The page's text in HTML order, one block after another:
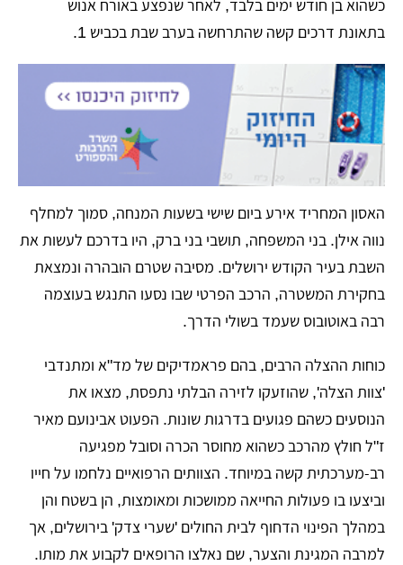
כשהוא בן חודש ימים בלבד, לאחר שנפצע באורח אנוש
בתאונת דרכים קשה שהתרחשה בערב שבת בכביש 1.
​האסון המחריד אירע ביום שישי בשעות המנחה, סמוך למחלף
נווה אילן. בני המשפחה, תושבי בני ברק, היו בדרכם לעשות את
השבת בעיר הקודש ירושלים. מסיבה שטרם הובהרה ונמצאת
בחקירת המשטרה, הרכב הפרטי שבו נסעו התנגש בעוצמה
רבה באוטובוס שעמד בשולי הדרך.
​כוחות ההצלה הרבים, בהם פראמדיקים של מד"א ומתנדבי
'צוות הצלה', שהוזעקו לזירה הבלתי נתפסת, מצאו את
הנוסעים כשהם פגועים בדרגות שונות. הפעוט אבינועם מאיר
ז"ל חולץ מהרכב כשהוא מחוסר הכרה וסובל מפגיעה
רב-מערכתית קשה במיוחד. הצוותים הרפואיים נלחמו על חייו
וביצעו בו פעולות החייאה ממושכות ומאומצות, הן בשטח והן
במהלך הפינוי הדחוף לבית החולים 'שערי צדק' בירושלים, אך
למרבה המגינת והצער, שם נאלצו הרופאים לקבוע את מותו.